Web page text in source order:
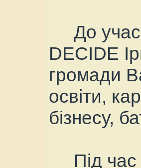
До
DECIDE
громади
освіти,
бізнесу,
Під час